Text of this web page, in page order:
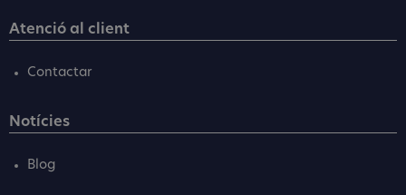
Atenció al client
Contactar
Notícies
Blog